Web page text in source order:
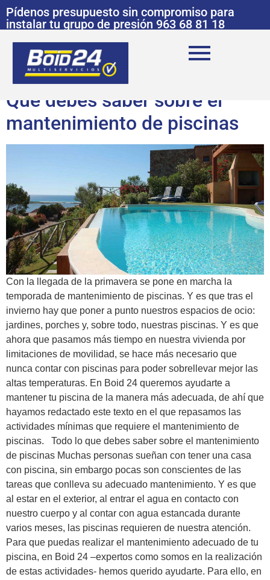
Pídenos presupuesto sin compromiso para
instalar tu grupo de presión 963 68 81 18
Qué debes saber sobre el
mantenimiento de piscinas
Con la llegada de la primavera se pone en marcha la
temporada de mantenimiento de piscinas. Y es que tras el
invierno hay que poner a punto nuestros espacios de ocio:
jardines, porches y, sobre todo, nuestras piscinas. Y es que
ahora que pasamos más tiempo en nuestra vivienda por
limitaciones de movilidad, se hace más necesario que
nunca contar con piscinas para poder sobrellevar mejor las
altas temperaturas. En Boid 24 queremos ayudarte a
mantener tu piscina de la manera más adecuada, de ahí que
hayamos redactado este texto en el que repasamos las
actividades mínimas que requiere el mantenimiento de
piscinas. Todo lo que debes saber sobre el mantenimiento
de piscinas Muchas personas sueñan con tener una casa
con piscina, sin embargo pocas son conscientes de las
tareas que conlleva su adecuado mantenimiento. Y es que
al estar en el exterior, al entrar el agua en contacto con
nuestro cuerpo y al contar con agua estancada durante
varios meses, las piscinas requieren de nuestra atención.
Para que puedas realizar el mantenimiento adecuado de tu
piscina, en Boid 24 –expertos como somos en la realización
de estas actividades- hemos querido ayudarte. Para ello, en